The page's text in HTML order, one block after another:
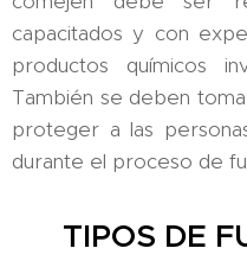
capacitados y con
productos químicos
También se deben
proteger a las
durante el proceso de
TIPOS DE